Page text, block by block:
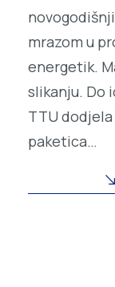
mrazom u
energetik.
slikanju. Do
TTU
paketica…